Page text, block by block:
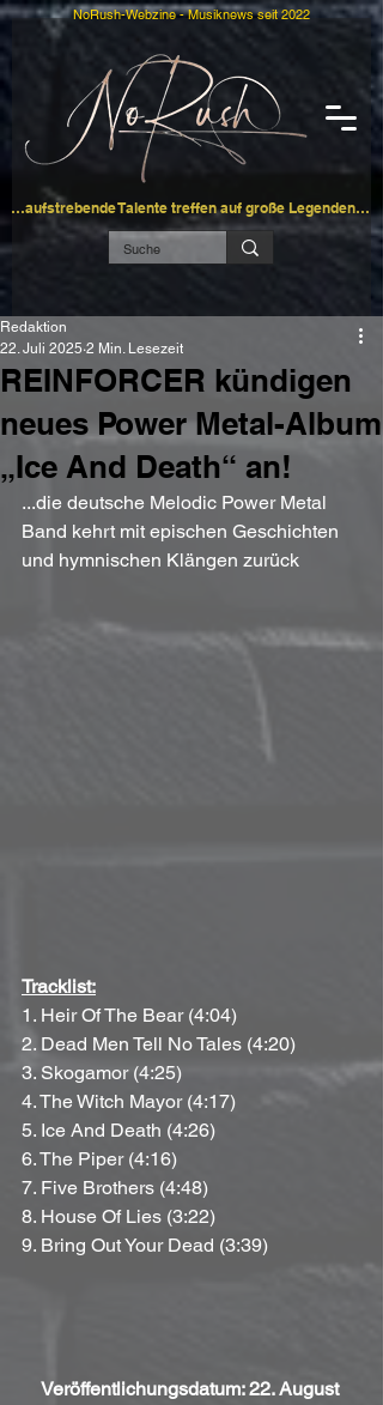
…aufstrebende Talente treffen auf große Legenden…
NoRush-Webzine - Musiknews seit 2022
REINFORCER kündigen
neues Power Metal-Album
„Ice And Death“ an!
Redaktion
22. Juli 2025 2 Min. Lesezeit
...die deutsche Melodic Power Metal
Band kehrt mit epischen Geschichten
und hymnischen Klängen zurück
Tracklist:
1. Heir Of The Bear (4:04)
2. Dead Men Tell No Tales (4:20)
3. Skogamor (4:25)
4. The Witch Mayor (4:17)
5. Ice And Death (4:26)
6. The Piper (4:16)
7. Five Brothers (4:48)
8. House Of Lies (3:22)
9. Bring Out Your Dead (3:39)
Veröffentlichungsdatum: 22. August